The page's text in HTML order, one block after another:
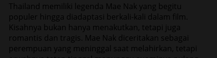
Thailand memiliki legenda Mae Nak yang begitu
populer hingga diadaptasi berkali-kali dalam film.
Kisahnya bukan hanya menakutkan, tetapi juga
romantis dan tragis. Mae Nak diceritakan sebagai
perempuan yang meninggal saat melahirkan, tetapi